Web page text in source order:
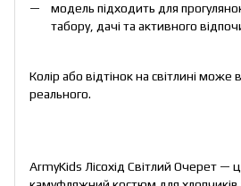
модель підходить для
табору, дачі та активного
Колір або відтінок на світлині може
реального.
ArmyKids Лісохід Світлий Очерет —